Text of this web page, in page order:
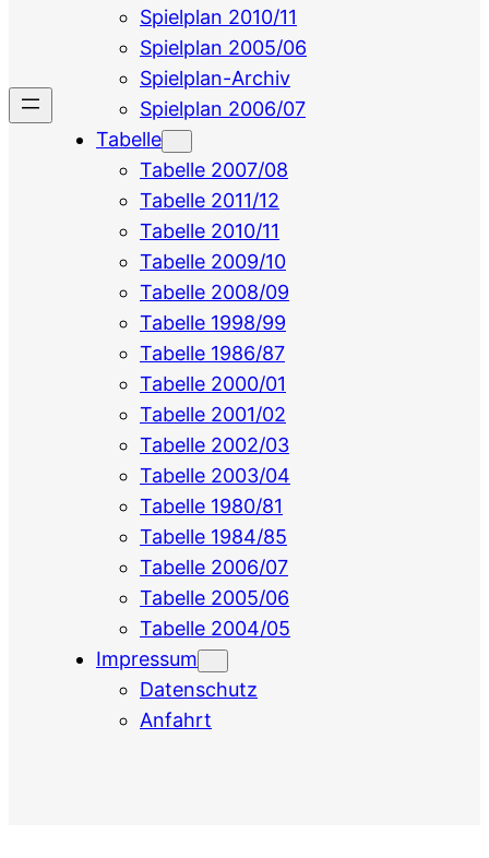
Spielplan 2010/11
Spielplan 2005/06
Spielplan-Archiv
Spielplan 2006/07
Tabelle
Tabelle 2007/08
Tabelle 2011/12
Tabelle 2010/11
Tabelle 2009/10
Tabelle 2008/09
Tabelle 1998/99
Tabelle 1986/87
Tabelle 2000/01
Tabelle 2001/02
Tabelle 2002/03
Tabelle 2003/04
Tabelle 1980/81
Tabelle 1984/85
Tabelle 2006/07
Tabelle 2005/06
Tabelle 2004/05
Impressum
Datenschutz
Anfahrt